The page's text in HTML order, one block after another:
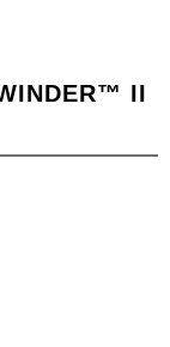
II